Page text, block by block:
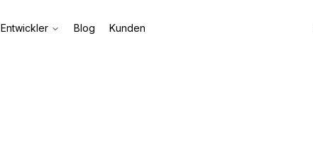
Entwickler Blog Kunden